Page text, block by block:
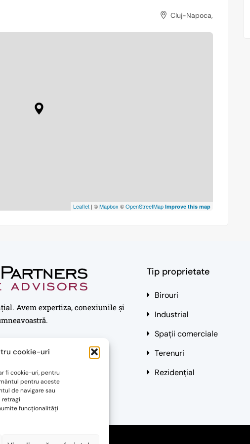
cookie-uri
fi cookie-uri, pentru
pentru aceste
de navigare sau
retragi
funcționalități
Cluj-Napoca,
Leaflet | ©Mapbox ©OpenStreetMap Improve this map
Avem expertiza, conexiunile și
Tip proprietate
Birouri
Industrial
Spații comerciale
Terenuri
Rezidențial